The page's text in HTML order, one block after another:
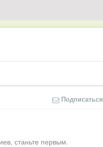
Подписаться
станьте первым.